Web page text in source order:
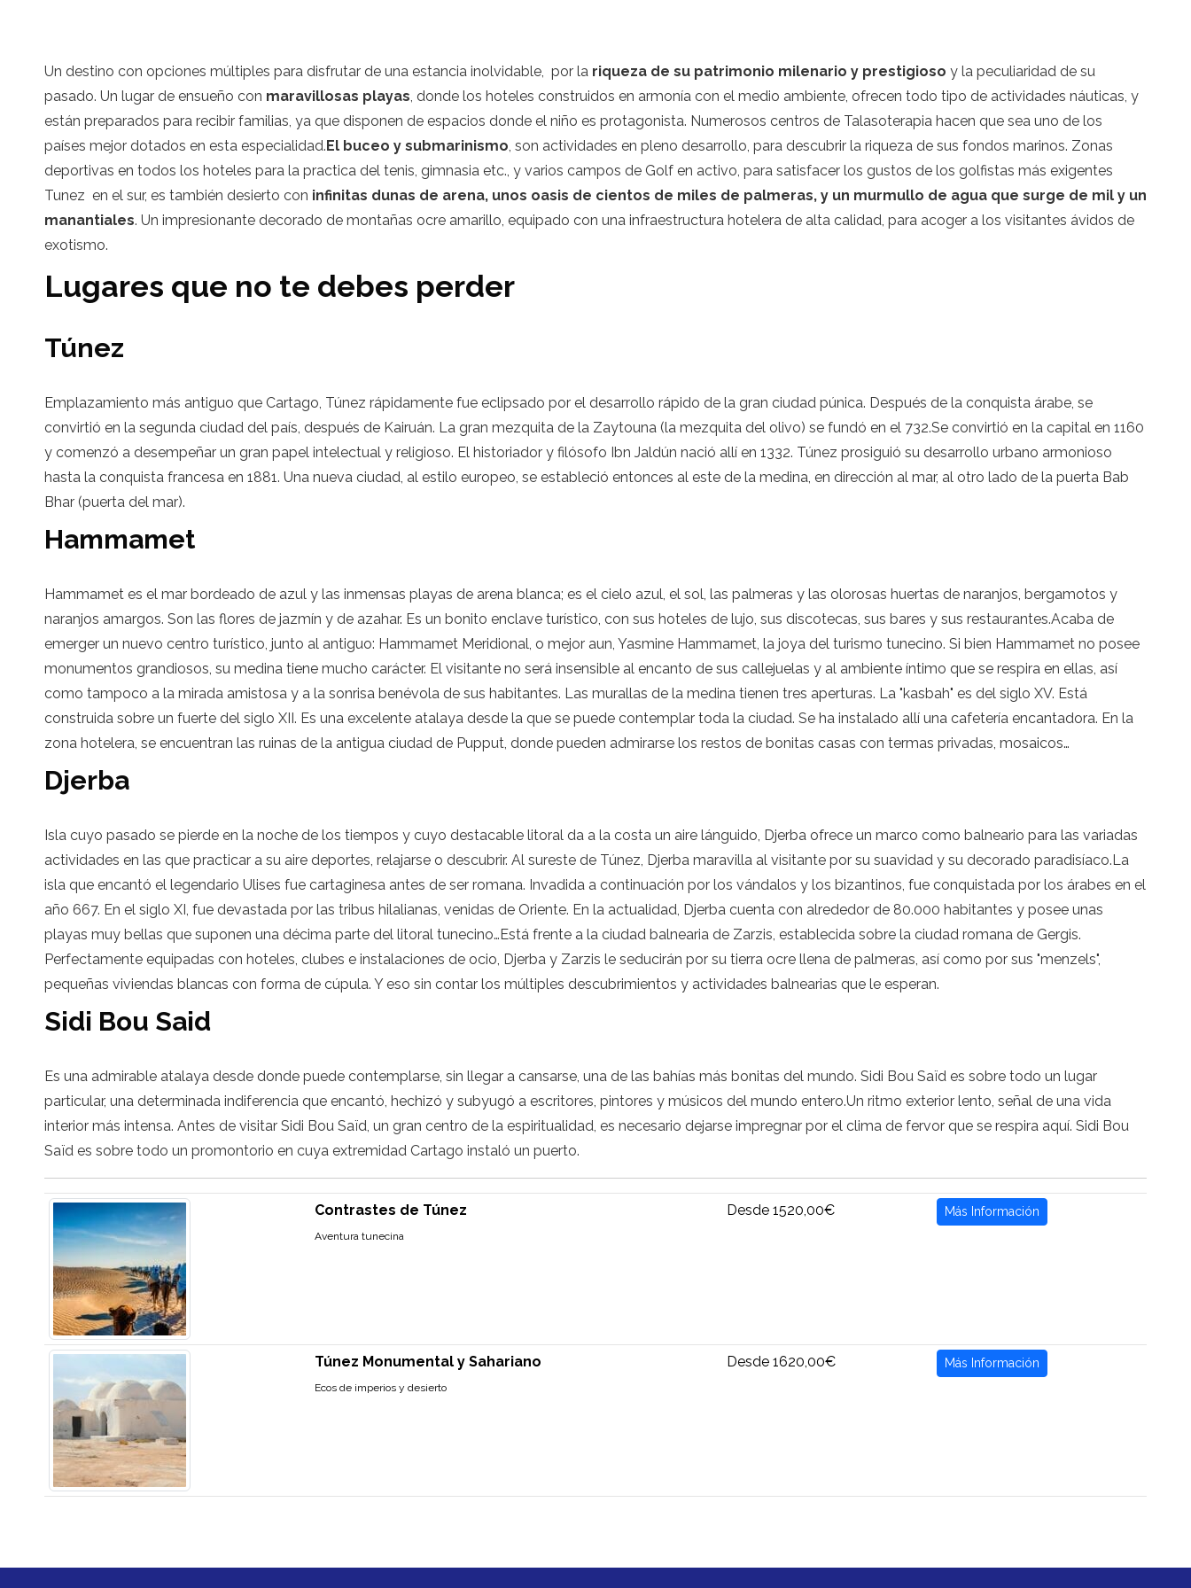
Un destino con opciones múltiples para disfrutar de una estancia inolvidable, por la riqueza de su patrimonio milenario y prestigioso y la peculiaridad de su
pasado. Un lugar de ensueño con maravillosas playas, donde los hoteles construidos en armonía con el medio ambiente, ofrecen todo tipo de actividades náuticas, y
están preparados para recibir familias, ya que disponen de espacios donde el niño es protagonista. Numerosos centros de Talasoterapia hacen que sea uno de los
países mejor dotados en esta especialidad.El buceo y submarinismo, son actividades en pleno desarrollo, para descubrir la riqueza de sus fondos marinos. Zonas
deportivas en todos los hoteles para la practica del tenis, gimnasia etc., y varios campos de Golf en activo, para satisfacer los gustos de los golfistas más exigentes
Tunez en el sur, es también desierto con infinitas dunas de arena, unos oasis de cientos de miles de palmeras, y un murmullo de agua que surge de mil y un
manantiales. Un impresionante decorado de montañas ocre amarillo, equipado con una infraestructura hotelera de alta calidad, para acoger a los visitantes ávidos de
exotismo.
Lugares que no te debes perder
Túnez
Emplazamiento más antiguo que Cartago, Túnez rápidamente fue eclipsado por el desarrollo rápido de la gran ciudad púnica. Después de la conquista árabe, se
convirtió en la segunda ciudad del país, después de Kairuán. La gran mezquita de la Zaytouna (la mezquita del olivo) se fundó en el 732.Se convirtió en la capital en 1160
y comenzó a desempeñar un gran papel intelectual y religioso. El historiador y filósofo Ibn Jaldún nació allí en 1332. Túnez prosiguió su desarrollo urbano armonioso
hasta la conquista francesa en 1881. Una nueva ciudad, al estilo europeo, se estableció entonces al este de la medina, en dirección al mar, al otro lado de la puerta Bab
Bhar (puerta del mar).
Hammamet
Hammamet es el mar bordeado de azul y las inmensas playas de arena blanca; es el cielo azul, el sol, las palmeras y las olorosas huertas de naranjos, bergamotos y
naranjos amargos. Son las flores de jazmín y de azahar. Es un bonito enclave turístico, con sus hoteles de lujo, sus discotecas, sus bares y sus restaurantes.Acaba de
emerger un nuevo centro turístico, junto al antiguo: Hammamet Meridional, o mejor aun, Yasmine Hammamet, la joya del turismo tunecino. Si bien Hammamet no posee
monumentos grandiosos, su medina tiene mucho carácter. El visitante no será insensible al encanto de sus callejuelas y al ambiente íntimo que se respira en ellas, así
como tampoco a la mirada amistosa y a la sonrisa benévola de sus habitantes. Las murallas de la medina tienen tres aperturas. La "kasbah" es del siglo XV. Está
construida sobre un fuerte del siglo XII. Es una excelente atalaya desde la que se puede contemplar toda la ciudad. Se ha instalado allí una cafetería encantadora. En la
zona hotelera, se encuentran las ruinas de la antigua ciudad de Pupput, donde pueden admirarse los restos de bonitas casas con termas privadas, mosaicos…
Djerba
Isla cuyo pasado se pierde en la noche de los tiempos y cuyo destacable litoral da a la costa un aire lánguido, Djerba ofrece un marco como balneario para las variadas
actividades en las que practicar a su aire deportes, relajarse o descubrir. Al sureste de Túnez, Djerba maravilla al visitante por su suavidad y su decorado paradisíaco.La
isla que encantó el legendario Ulises fue cartaginesa antes de ser romana. Invadida a continuación por los vándalos y los bizantinos, fue conquistada por los árabes en el
año 667. En el siglo XI, fue devastada por las tribus hilalianas, venidas de Oriente. En la actualidad, Djerba cuenta con alrededor de 80.000 habitantes y posee unas
playas muy bellas que suponen una décima parte del litoral tunecino…Está frente a la ciudad balnearia de Zarzis, establecida sobre la ciudad romana de Gergis.
Perfectamente equipadas con hoteles, clubes e instalaciones de ocio, Djerba y Zarzis le seducirán por su tierra ocre llena de palmeras, así como por sus "menzels",
pequeñas viviendas blancas con forma de cúpula. Y eso sin contar los múltiples descubrimientos y actividades balnearias que le esperan.
Sidi Bou Said
Es una admirable atalaya desde donde puede contemplarse, sin llegar a cansarse, una de las bahías más bonitas del mundo. Sidi Bou Saïd es sobre todo un lugar
particular, una determinada indiferencia que encantó, hechizó y subyugó a escritores, pintores y músicos del mundo entero.Un ritmo exterior lento, señal de una vida
interior más intensa. Antes de visitar Sidi Bou Saïd, un gran centro de la espiritualidad, es necesario dejarse impregnar por el clima de fervor que se respira aquí. Sidi Bou
Saïd es sobre todo un promontorio en cuya extremidad Cartago instaló un puerto.
Contrastes de Túnez
Aventura tunecina
Desde 1520,00€ Más Información
Túnez Monumental y Sahariano
Ecos de imperios y desierto
Desde 1620,00€ Más Información